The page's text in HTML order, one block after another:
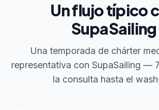
Un flujo típico
SupaSailing
Una temporada de chárter
representativa con SupaSailing —
la consulta hasta el